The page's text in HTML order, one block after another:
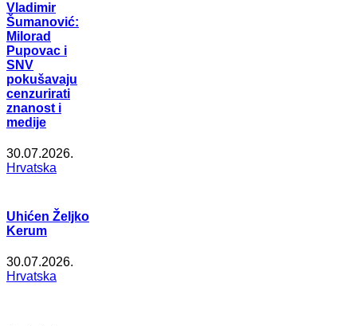
Vladimir
Šumanović:
Milorad
Pupovac i
SNV
pokušavaju
cenzurirati
znanost i
medije
30.07.2026.
Hrvatska
Uhićen Željko
Kerum
30.07.2026.
Hrvatska